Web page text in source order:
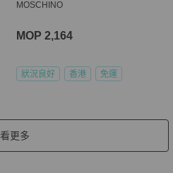
MOSCHINO
MOP 2,164
狀況良好 香港 免運
看更多